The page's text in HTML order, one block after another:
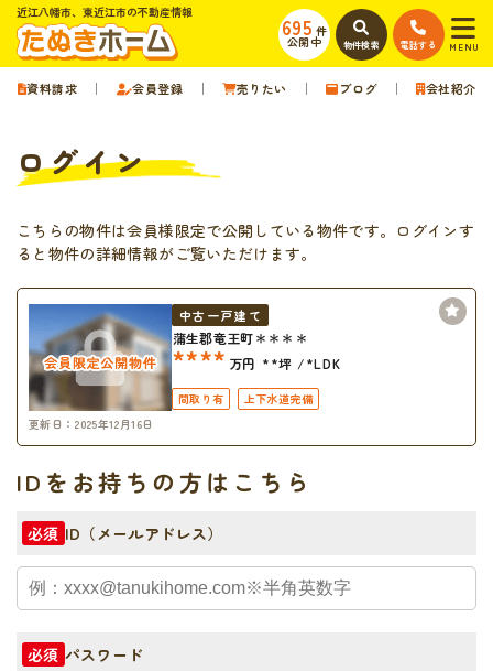
近江八幡市、東近江市の不動産情報
695 件
公開中 物件検索 電話する MENU
資料請求 会員登録 売りたい ブログ 会社紹介
ログイン
こちらの物件は会員様限定で公開している物件です。ログインす
ると物件の詳細情報がご覧いただけます。
更新日：2025年12月16日
中古一戸建て
蒲生郡竜王町＊＊＊＊
**** 万円 **坪 *LDK
間取り有 上下水道完備
IDをお持ちの方はこちら
必須 ID（メールアドレス）
必須 パスワード